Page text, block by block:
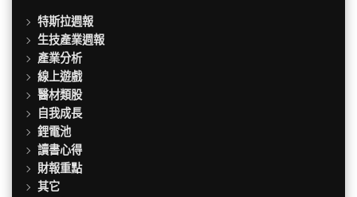
特斯拉週報
生技產業週報
產業分析
線上遊戲
醫材類股
自我成長
鋰電池
讀書心得
財報重點
其它